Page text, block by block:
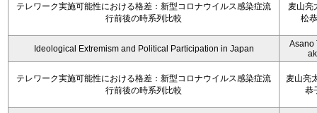
テレワーク実施可能性における格差：新型コロナウイルス感染症流
行前後の時系列比較
麦山亮
松
Ideological Extremism and Political Participation in Japan
Asano
テレワーク実施可能性における格差：新型コロナウイルス感染症流
行前後の時系列比較
麦山亮
恭